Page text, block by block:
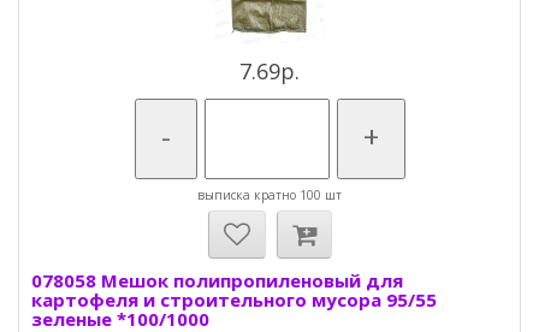
7.69р.
- +
выписка кратно 100 шт
078058 Мешок полипропиленовый для
картофеля и строительного мусора 95/55
зеленые *100/1000